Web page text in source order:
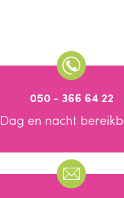
050 - 366 64 22
Dag en nacht